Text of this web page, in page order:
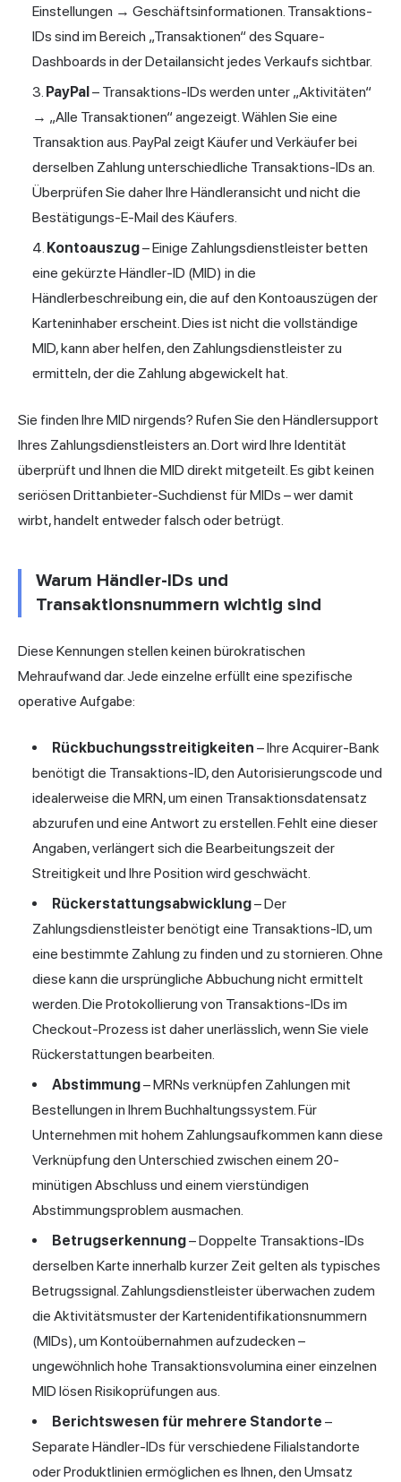
Einstellungen → Geschäftsinformationen. Transaktions-
IDs sind im Bereich „Transaktionen“ des Square-
Dashboards in der Detailansicht jedes Verkaufs sichtbar.
PayPal – Transaktions-IDs werden unter „Aktivitäten“
→ „Alle Transaktionen“ angezeigt. Wählen Sie eine
Transaktion aus. PayPal zeigt Käufer und Verkäufer bei
derselben Zahlung unterschiedliche Transaktions-IDs an.
Überprüfen Sie daher Ihre Händleransicht und nicht die
Bestätigungs-E-Mail des Käufers.
Kontoauszug– Einige Zahlungsdienstleister betten
eine gekürzte Händler-ID (MID) in die
Händlerbeschreibung ein, die auf den Kontoauszügen der
Karteninhaber erscheint. Dies ist nicht die vollständige
MID, kann aber helfen, den Zahlungsdienstleister zu
ermitteln, der die Zahlung abgewickelt hat.
Sie finden Ihre MID nirgends? Rufen Sie den Händlersupport
Ihres Zahlungsdienstleisters an. Dort wird Ihre Identität
überprüft und Ihnen die MID direkt mitgeteilt. Es gibt keinen
seriösen Drittanbieter-Suchdienst für MIDs – wer damit
wirbt, handelt entweder falsch oder betrügt.
Warum Händler-IDs und
Transaktionsnummern wichtig sind
Diese Kennungen stellen keinen bürokratischen
Mehraufwand dar. Jede einzelne erfüllt eine spezifische
operative Aufgabe:
Rückbuchungsstreitigkeiten – Ihre Acquirer-Bank
benötigt die Transaktions-ID, den Autorisierungscode und
idealerweise die MRN, um einen Transaktionsdatensatz
abzurufen und eine Antwort zu erstellen. Fehlt eine dieser
Angaben, verlängert sich die Bearbeitungszeit der
Streitigkeit und Ihre Position wird geschwächt.
Rückerstattungsabwicklung– Der
Zahlungsdienstleister benötigt eine Transaktions-ID, um
eine bestimmte Zahlung zu finden und zu stornieren. Ohne
diese kann die ursprüngliche Abbuchung nicht ermittelt
werden. Die Protokollierung von Transaktions-IDs im
Checkout-Prozess ist daher unerlässlich, wenn Sie viele
Rückerstattungen bearbeiten.
Abstimmung– MRNs verknüpfen Zahlungen mit
Bestellungen in Ihrem Buchhaltungssystem. Für
Unternehmen mit hohem Zahlungsaufkommen kann diese
Verknüpfung den Unterschied zwischen einem 20-
minütigen Abschluss und einem vierstündigen
Abstimmungsproblem ausmachen.
Betrugserkennung– Doppelte Transaktions-IDs
derselben Karte innerhalb kurzer Zeit gelten als typisches
Betrugssignal. Zahlungsdienstleister überwachen zudem
die Aktivitätsmuster der Kartenidentifikationsnummern
(MIDs), um Kontoübernahmen aufzudecken –
ungewöhnlich hohe Transaktionsvolumina einer einzelnen
MID lösen Risikoprüfungen aus.
Berichtswesen für mehrere Standorte –
Separate Händler-IDs für verschiedene Filialstandorte
oder Produktlinien ermöglichen es Ihnen, den Umsatz